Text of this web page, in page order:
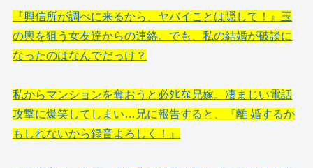
『興信所が調べに来るから、ヤバイことは隠して！』玉
の輿を狙う女友達からの連絡。でも、私の結婚が破談に
なったのはなんでだっけ？
私からマンションを奪おうと必ﾀﾋな兄嫁。凄まじい電話
攻撃に爆笑してしまい…兄に報告すると、『離 婚するか
もしれないから録音よろしく！』